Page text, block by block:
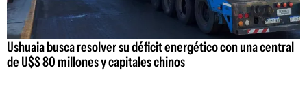
Ushuaia busca resolver su déficit energético con una central
de U$S 80 millones y capitales chinos